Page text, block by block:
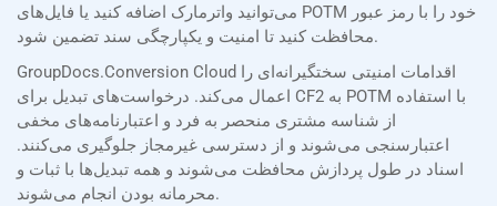
می‌توانید واترمارک اضافه کنید یا فایل‌های POTM خود را با رمز عبور
محافظت کنید تا امنیت و یکپارچگی سند تضمین شود.
GroupDocs.Conversion Cloud اقدامات امنیتی سختگیرانه‌ای را
اعمال می‌کند. درخواست‌های تبدیل برای CF2 به POTM با استفاده
از شناسه مشتری منحصر به فرد و اعتبارنامه‌های مخفی
اعتبارسنجی می‌شوند و از دسترسی غیرمجاز جلوگیری می‌کنند.
اسناد در طول پردازش محافظت می‌شوند و همه تبدیل‌ها با ثبات و
محرمانه بودن انجام می‌شوند.